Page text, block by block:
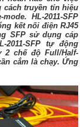
cách truyền tín hiệu
HL-2011-SFP
kết nối điện RJ45
SFP sử dụng cáp
2011-SFP tự động
2 chế độ Full/Half-
cắm là chạy. Ứng